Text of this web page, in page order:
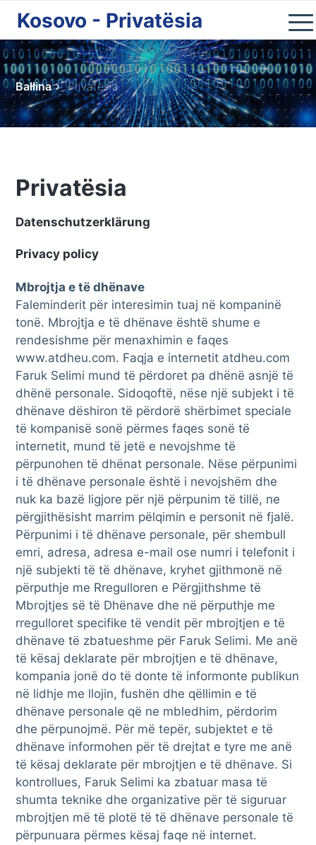
Kosovo - Privatësia
Home
Kosova
Natyra
Qytetet
Shop
Ndihmoni
Ballina Privatësia
Privatësia
Datenschutzerklärung
Privacy policy
Mbrojtja e të dhënave
Faleminderit për interesimin tuaj në kompaninë
tonë. Mbrojtja e të dhënave është shume e
rendesishme për menaxhimin e faqes
www.atdheu.com. Faqja e internetit atdheu.com
Faruk Selimi mund të përdoret pa dhënë asnjë të
dhënë personale. Sidoqoftë, nëse një subjekt i të
dhënave dëshiron të përdorë shërbimet speciale
të kompanisë sonë përmes faqes sonë të
internetit, mund të jetë e nevojshme të
përpunohen të dhënat personale. Nëse përpunimi
i të dhënave personale është i nevojshëm dhe
nuk ka bazë ligjore për një përpunim të tillë, ne
përgjithësisht marrim pëlqimin e personit në fjalë.
Përpunimi i të dhënave personale, për shembull
emri, adresa, adresa e-mail ose numri i telefonit i
një subjekti të të dhënave, kryhet gjithmonë në
përputhje me Rregulloren e Përgjithshme të
Mbrojtjes së të Dhënave dhe në përputhje me
rregulloret specifike të vendit për mbrojtjen e të
dhënave të zbatueshme për Faruk Selimi. Me anë
të kësaj deklarate për mbrojtjen e të dhënave,
kompania jonë do të donte të informonte publikun
në lidhje me llojin, fushën dhe qëllimin e të
dhënave personale që ne mbledhim, përdorim
dhe përpunojmë. Për më tepër, subjektet e të
dhënave informohen për të drejtat e tyre me anë
të kësaj deklarate për mbrojtjen e të dhënave. Si
kontrollues, Faruk Selimi ka zbatuar masa të
shumta teknike dhe organizative për të siguruar
mbrojtjen më të plotë të të dhënave personale të
përpunuara përmes kësaj faqe në internet.